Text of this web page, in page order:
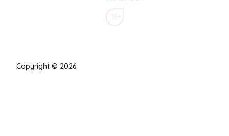
Copyright © 2026